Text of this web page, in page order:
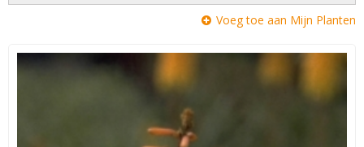
Voeg toe aan Mijn Planten